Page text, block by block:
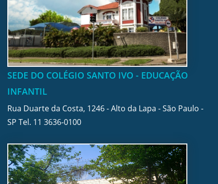
SEDE DO COLÉGIO SANTO IVO - EDUCAÇÃO
INFANTIL
Rua Duarte da Costa, 1246 - Alto da Lapa - São Paulo -
SP Tel. 11 3636-0100